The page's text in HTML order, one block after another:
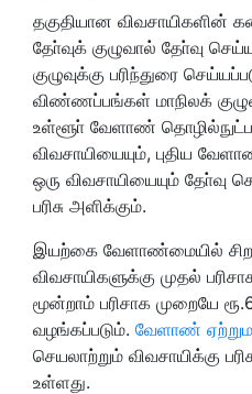
தகுதியான விவசாயிகளின்
தோ்வுக் குழுவால் தோ்வு
குழுவுக்கு பரிந்துரை
விண்ணப்பங்கள் மாநிலக்
உள்ளூா் வேளாண் தொழில்நுட்ப
விவசாயியையும், புதிய
ஒரு விவசாயியையும் தோ்வு
பரிசு அளிக்கும்.
இயற்கை வேளாண்மையில்
விவசாயிகளுக்கு முதல்
மூன்றாம் பரிசாக முறையே
வழங்கப்படும். வேளாண்
செயலாற்றும் விவசாயிக்கு
உள்ளது.